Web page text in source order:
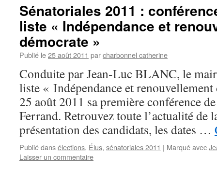
Sénatoriales 2011 :
liste « Indépendance et
démocrate »
Publié le25 août 2011 parcharbonnel catherine
Conduite par Jean-Luc BLANC, le
liste « Indépendance et
25 août 2011 sa première conférence
Ferrand. Retrouvez toute l’actualité de
présentation des candidats, les dates …
Publié dansélections, Élus, sénatoriales 2011 | Marqué avec
Laisser un commentaire